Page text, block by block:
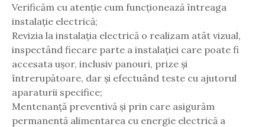
Verificăm cu atenție cum funcționează întreaga
instalație electrică;
Revizia la instalația electrică o realizam atât vizual,
inspectând fiecare parte a instalației care poate fi
accesata ușor, inclusiv panouri, prize și
întrerupătoare, dar și efectuând teste cu ajutorul
aparaturii specifice;
Mentenanță preventivă și prin care asigurăm
permanentă alimentarea cu energie electrică a